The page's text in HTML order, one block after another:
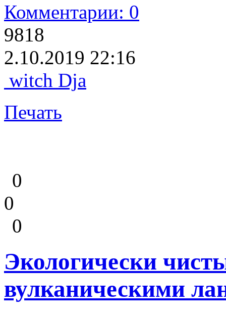
Комментарии: 0
9818
2.10.2019 22:16
witch Dja
Печать
0
0
0
Экологически
вулканическими